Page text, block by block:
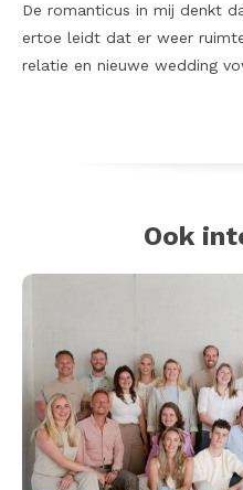
De romanticus in mij denkt
ertoe leidt dat er weer
relatie en nieuwe wedding
Ook